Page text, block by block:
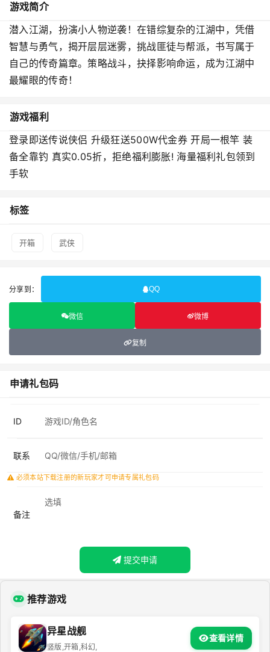
游戏简介
潜入江湖，扮演小人物逆袭！在错综复杂的江湖中，凭借
智慧与勇气，揭开层层迷雾，挑战匪徒与帮派，书写属于
自己的传奇篇章。策略战斗，抉择影响命运，成为江湖中
最耀眼的传奇！
游戏福利
登录即送传说侠侣 升级狂送500W代金券 开局一根竿 装
备全靠钓 真实0.05折，拒绝福利膨胀! 海量福利礼包领到
手软
标签
开箱 武侠
分享到： QQ
微信 微博
复制
申请礼包码
ID
联系
必须本站下载注册的新玩家才可申请专属礼包码
备注
提交申请
推荐游戏
异星战舰
竖版,开箱,科幻,
查看详情